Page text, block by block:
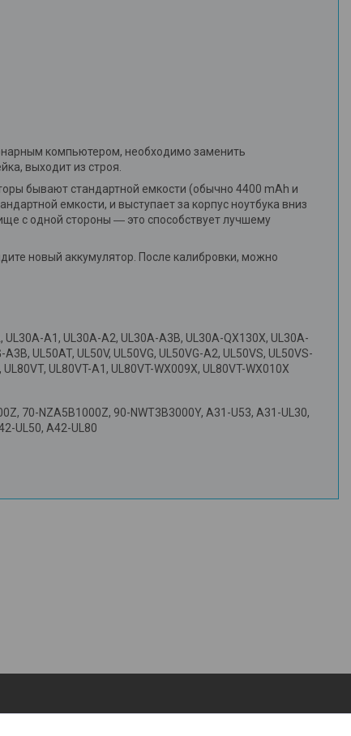
компьютером, необходимо заменить
выходит из строя.
бывают стандартной емкости (обычно 4400 mAh и
емкости, и выступает за корпус ноутбука вниз
с одной стороны ― это способствует лучшему
новый аккумулятор. После калибровки, можно
UL30A-A1, UL30A-A2, UL30A-A3B, UL30A-QX130X, UL30A-
UL50AT, UL50V, UL50VG, UL50VG-A2, UL50VS, UL50VS-
UL80VT-A1, UL80VT-WX009X, UL80VT-WX010X
70-NZA5B1000Z, 90-NWT3B3000Y, A31-U53, A31-UL30,
UL50, A42-UL80